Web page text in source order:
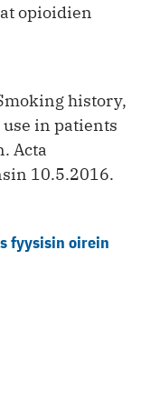
opioidien
history,
in patients
Acta
10.5.2016.
fyysisin oirein